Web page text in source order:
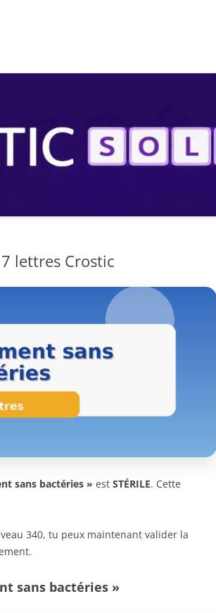
lettres Crostic
sans bactéries » est STÉRILE. Cette
340, tu peux maintenant valider la
sans bactéries »